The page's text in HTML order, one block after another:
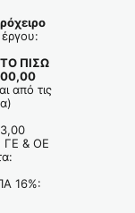
ΠΙΣΩ
από τις
ΓΕ & ΟΕ
16%: